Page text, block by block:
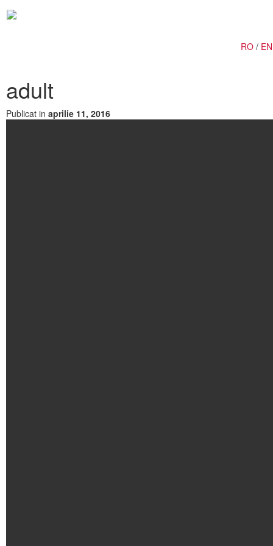
RO / EN
adult
Publicat in aprilie 11, 2016